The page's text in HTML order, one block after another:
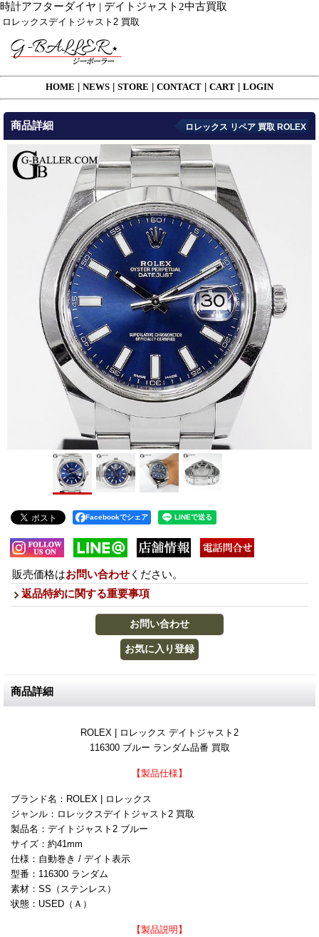
時計アフターダイヤ | デイトジャスト2中古買取
ロレックスデイトジャスト2 買取
HOME NEWS STORE CONTACT CART LOGIN
商品詳細 ロレックス リペア 買取 ROLEX
Facebookでシェア
販売価格はお問い合わせ ください。
返品特約に関する重要事項
商品詳細
ROLEX | ロレックス デイトジャスト2
116300 ブルー ランダム品番 買取
【製品仕様】
ブランド名：ROLEX | ロレックス
ジャンル：ロレックスデイトジャスト2 買取
製品名：デイトジャスト2 ブルー
サイズ：約41mm
仕様：自動巻き / デイト表示
型番：116300 ランダム
素材：SS（ステンレス）
状態：USED（Ａ）
【製品説明】